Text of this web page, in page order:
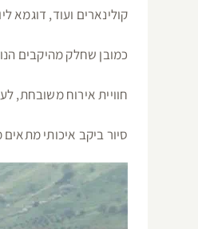
קולינארים ועוד, דוגמא
כמובן שחלק מהיקבים
חוויית אירוח משובחת,
סיור ביקב איכותי